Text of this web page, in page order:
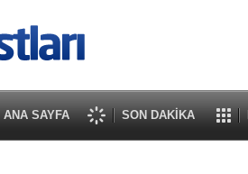
ANA SAYFA SON DAKİKA